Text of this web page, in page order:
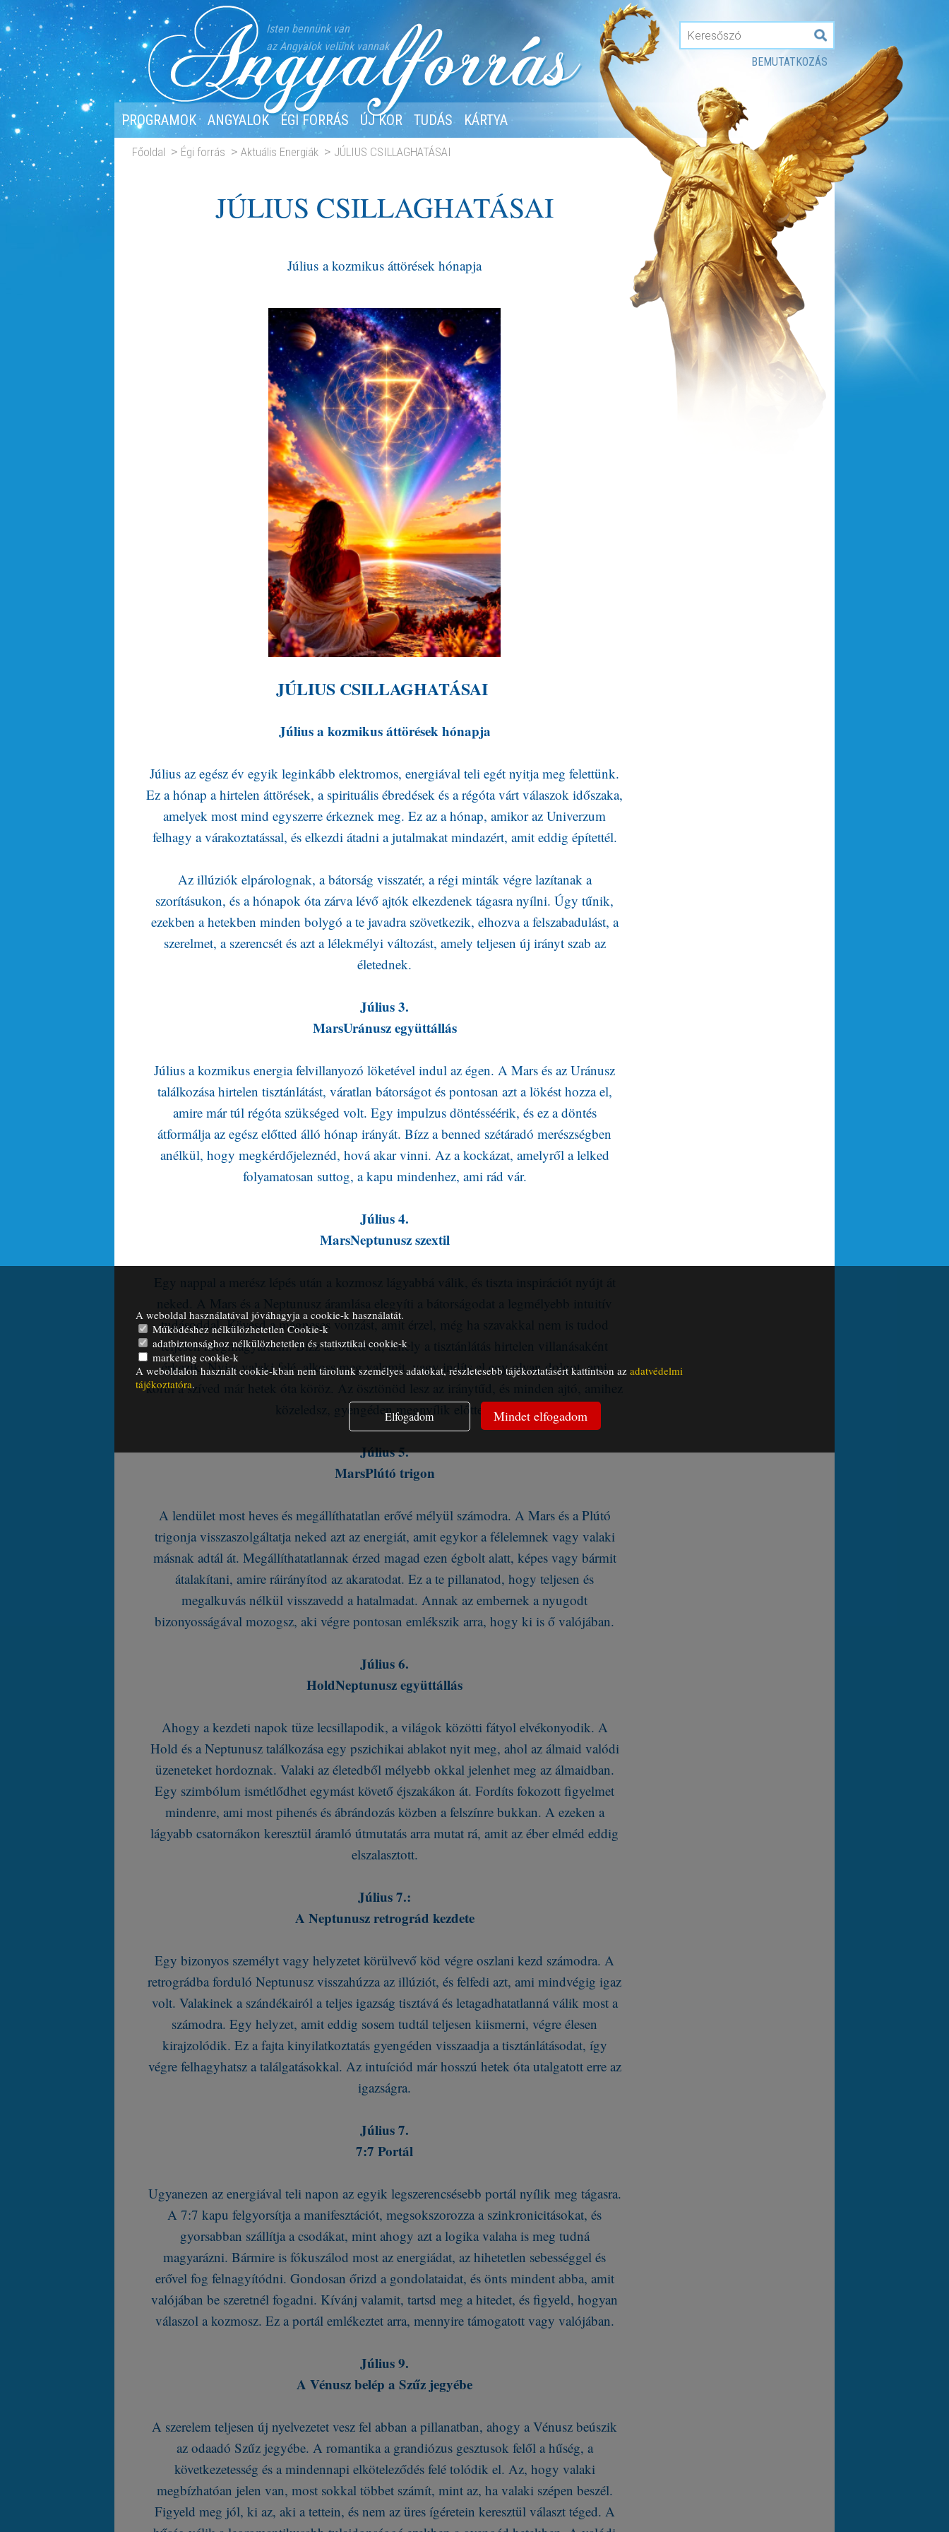
Isten bennünk van
az Angyalok velünk vannak
BEMUTATKOZÁS
PROGRAMOK ANGYALOK ÉGI FORRÁS ÚJ KOR TUDÁS KÁRTYA
Főoldal Égi forrás Aktuális Energiák JÚLIUS CSILLAGHATÁSAI
JÚLIUS CSILLAGHATÁSAI
Július a kozmikus áttörések hónapja
JÚLIUS CSILLAGHATÁSAI
Július a kozmikus áttörések hónapja
Július az egész év egyik leginkább elektromos, energiával teli egét nyitja meg felettünk.
Ez a hónap a hirtelen áttörések, a spirituális ébredések és a régóta várt válaszok időszaka,
amelyek most mind egyszerre érkeznek meg. Ez az a hónap, amikor az Univerzum
felhagy a várakoztatással, és elkezdi átadni a jutalmakat mindazért, amit eddig építettél.
Az illúziók elpárolognak, a bátorság visszatér, a régi minták végre lazítanak a
szorításukon, és a hónapok óta zárva lévő ajtók elkezdenek tágasra nyílni. Úgy tűnik,
ezekben a hetekben minden bolygó a te javadra szövetkezik, elhozva a felszabadulást, a
szerelmet, a szerencsét és azt a lélekmélyi változást, amely teljesen új irányt szab az
életednek.
Július 3.
MarsUránusz együttállás
Július a kozmikus energia felvillanyozó löketével indul az égen. A Mars és az Uránusz
találkozása hirtelen tisztánlátást, váratlan bátorságot és pontosan azt a lökést hozza el,
amire már túl régóta szükséged volt. Egy impulzus döntésséérik, és ez a döntés
átformálja az egész előtted álló hónap irányát. Bízz a benned szétáradó merészségben
anélkül, hogy megkérdőjeleznéd, hová akar vinni. Az a kockázat, amelyről a lelked
folyamatosan suttog, a kapu mindenhez, ami rád vár.
Július 4.
MarsNeptunusz szextil
Egy nappal a merész lépés után a kozmosz lágyabbá válik, és tiszta inspirációt nyújt át
neked. A Mars és a Neptunusz áramlása elegyíti a bátorságodat a legmélyebb intuitív
tudásoddal. Kövesd a mágneses vonzást, amit érzel, még ha szavakkal nem is tudod
teljesen megmagyarázni. Bízz az ötletben, amely a tisztánlátás hirtelen villanásaként
érkezik. Nyiss valaki felé, alkoss meg valamit, vagy indíts el egy olyan dolgot, ami
körül a szíved már hetek óta köröz. Az ösztönöd lesz az iránytűd, és minden ajtó, amihez
közeledsz, gyengéden megnyílik előtted.
Július 5.
MarsPlútó trigon
A lendület most heves és megállíthatatlan erővé mélyül számodra. A Mars és a Plútó
trigonja visszaszolgáltatja neked azt az energiát, amit egykor a félelemnek vagy valaki
másnak adtál át. Megállíthatatlannak érzed magad ezen égbolt alatt, képes vagy bármit
átalakítani, amire ráirányítod az akaratodat. Ez a te pillanatod, hogy teljesen és
megalkuvás nélkül visszavedd a hatalmadat. Annak az embernek a nyugodt
bizonyosságával mozogsz, aki végre pontosan emlékszik arra, hogy ki is ő valójában.
Július 6.
HoldNeptunusz együttállás
Ahogy a kezdeti napok tüze lecsillapodik, a világok közötti fátyol elvékonyodik. A
Hold és a Neptunusz találkozása egy pszichikai ablakot nyit meg, ahol az álmaid valódi
üzeneteket hordoznak. Valaki az életedből mélyebb okkal jelenhet meg az álmaidban.
Egy szimbólum ismétlődhet egymást követő éjszakákon át. Fordíts fokozott figyelmet
mindenre, ami most pihenés és ábrándozás közben a felszínre bukkan. A ezeken a
lágyabb csatornákon keresztül áramló útmutatás arra mutat rá, amit az éber elméd eddig
elszalasztott.
Július 7.:
A Neptunusz retrográd kezdete
Egy bizonyos személyt vagy helyzetet körülvevő köd végre oszlani kezd számodra. A
retrográdba forduló Neptunusz visszahúzza az illúziót, és felfedi azt, ami mindvégig igaz
volt. Valakinek a szándékairól a teljes igazság tisztává és letagadhatatlanná válik most a
számodra. Egy helyzet, amit eddig sosem tudtál teljesen kiismerni, végre élesen
kirajzolódik. Ez a fajta kinyilatkoztatás gyengéden visszaadja a tisztánlátásodat, így
végre felhagyhatsz a találgatásokkal. Az intuíciód már hosszú hetek óta utalgatott erre az
igazságra.
Július 7.
7:7 Portál
Ugyanezen az energiával teli napon az egyik legszerencsésebb portál nyílik meg tágasra.
A 7:7 kapu felgyorsítja a manifesztációt, megsokszorozza a szinkronicitásokat, és
gyorsabban szállítja a csodákat, mint ahogy azt a logika valaha is meg tudná
magyarázni. Bármire is fókuszálod most az energiádat, az hihetetlen sebességgel és
erővel fog felnagyítódni. Gondosan őrizd a gondolataidat, és önts mindent abba, amit
valójában be szeretnél fogadni. Kívánj valamit, tartsd meg a hitedet, és figyeld, hogyan
válaszol a kozmosz. Ez a portál emlékeztet arra, mennyire támogatott vagy valójában.
Július 9.
A Vénusz belép a Szűz jegyébe
A szerelem teljesen új nyelvezetet vesz fel abban a pillanatban, ahogy a Vénusz beúszik
az odaadó Szűz jegyébe. A romantika a grandiózus gesztusok felől a hűség, a
következetesség és a mindennapi elköteleződés felé tolódik el. Az, hogy valaki
megbízhatóan jelen van, most sokkal többet számít, mint az, ha valaki szépen beszél.
Figyeld meg jól, ki az, aki a tettein, és nem az üres ígéretein keresztül választ téged. A
A weboldal használatával jóváhagyja a cookie-k használatát.
Működéshez nélkülözhetetlen Cookie-k
adatbiztonsághoz nélkülözhetetlen és statisztikai cookie-k
marketing cookie-k
A weboldalon használt cookie-kban nem tárolunk személyes adatokat, részletesebb tájékoztatásért kattintson az adatvédelmi
tájékoztatóra.
Elfogadom Mindet elfogadom